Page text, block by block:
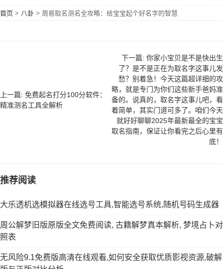
首页 > 八卦 > 周易取名测名全攻略：给宝宝起个好名字的智慧
上一篇: 免费起名打分100分软件：
精准测名工具全解析
下一篇: 你家小宝贝是不是快出生
了？是不是正在为取名字这事儿发
愁？别着急！今天这篇超详细的攻
略，就是专门为你们这些新手爸妈准
备的。说真的，取名字这事儿吧，看
着简单，其实门道可多了。咱们今天
就好好聊聊2025年最新最全的宝宝
取名指南，保证让你看完之后心里有
底！
推荐阅读
大乐透机选模拟器在线选号工具,智能选号系统,随机号码生成器
周公解梦旧版原版全文免费阅读, 古籍解梦真本解析, 梦境占卜对
照表
无风险9.1免费版高清在线观看,如何安全获取优质影视资源,破解